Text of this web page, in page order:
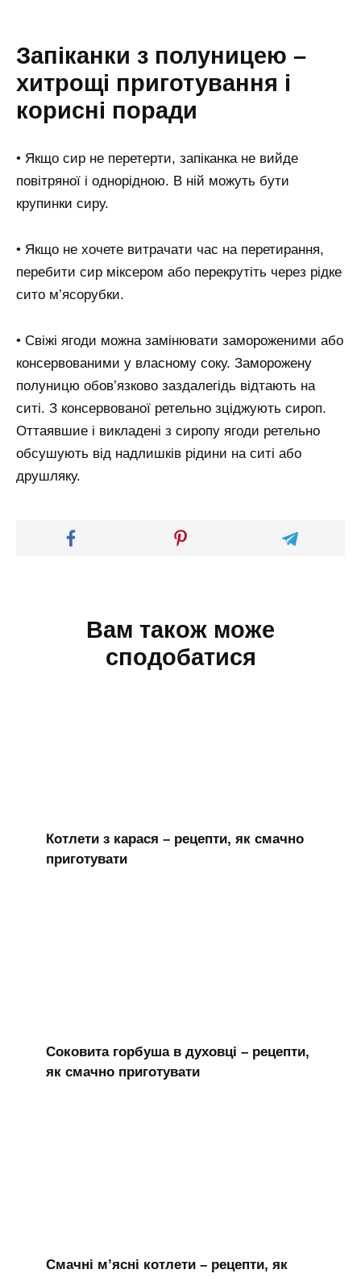
Запіканки з полуницею –
хитрощі приготування і
корисні поради
• Якщо сир не перетерти, запіканка не вийде
повітряної і однорідною. В ній можуть бути
крупинки сиру.
• Якщо не хочете витрачати час на перетирання,
перебити сир міксером або перекрутіть через рідке
сито м’ясорубки.
• Свіжі ягоди можна замінювати замороженими або
консервованими у власному соку. Заморожену
полуницю обов’язково заздалегідь відтають на
ситі. З консервованої ретельно зціджують сироп.
Оттаявшие і викладені з сиропу ягоди ретельно
обсушують від надлишків рідини на ситі або
друшляку.
Вам також може
сподобатися
Котлети з карася – рецепти, як смачно
приготувати
Соковита горбуша в духовці – рецепти,
як смачно приготувати
Смачні м’ясні котлети – рецепти, як